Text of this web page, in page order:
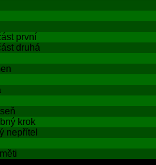
první
druhá
krok
nepřítel